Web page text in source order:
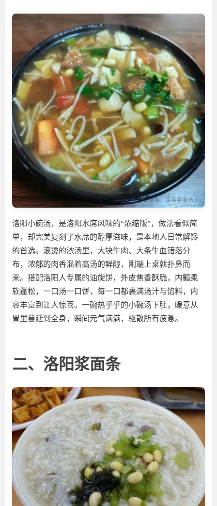
洛阳小碗汤，是洛阳水席风味的“浓缩版”，做法看似简
单，却完美复刻了水席的醇厚滋味，是本地人日常解馋
的首选。滚烫的浓汤里，大块牛肉、大条牛血错落分
布，浓郁的肉香混着高汤的鲜醇，刚端上桌就扑鼻而
来。搭配洛阳人专属的油旋饼，外皮焦香酥脆，内瓤柔
软蓬松，一口汤一口饼，每一口都裹满汤汁与馅料，内
容丰富到让人惊喜。一碗热乎乎的小碗汤下肚，暖意从
胃里蔓延到全身，瞬间元气满满，驱散所有疲惫。
二、洛阳浆面条